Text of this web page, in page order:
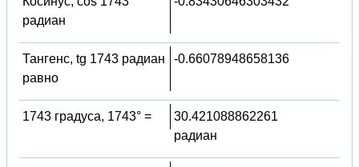
радиан
Тангенс, tg 1743 радиан
равно
-0.66078948658136
1743 градуса, 1743° =
30.421088862261
радиан